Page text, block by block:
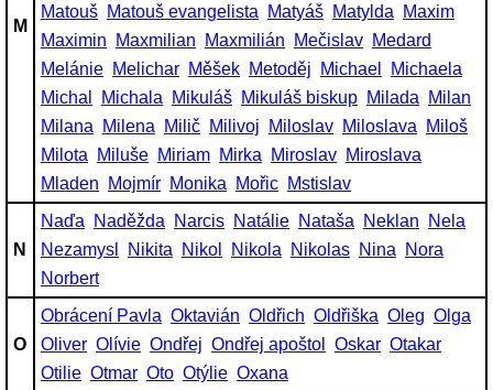
M
Matouš Matouš evangelista Matyáš Matylda
Maxim
Maximin
Maxmilian Maxmilián Mečislav Medard
Melánie Melichar Měšek Metoděj Michael
Michaela
Michal
Michala Mikuláš Mikuláš biskup Milada
Milan
Milana
Milena Milič Milivoj Miloslav Miloslava
Miloš
Milota
Miluše Miriam Mirka Miroslav Miroslava
Mladen
Mojmír Monika Mořic Mstislav
N
Naďa Naděžda Narcis Natálie Nataša Neklan
Nela
Nezamysl
Nikita Nikol Nikola Nikolas Nina
Nora
Norbert
O
Obrácení Pavla Oktavián Oldřich Oldřiška Oleg Olga
Oliver Olívie Ondřej Ondřej apoštol Oskar Otakar
Otilie Otmar Oto Otýlie Oxana